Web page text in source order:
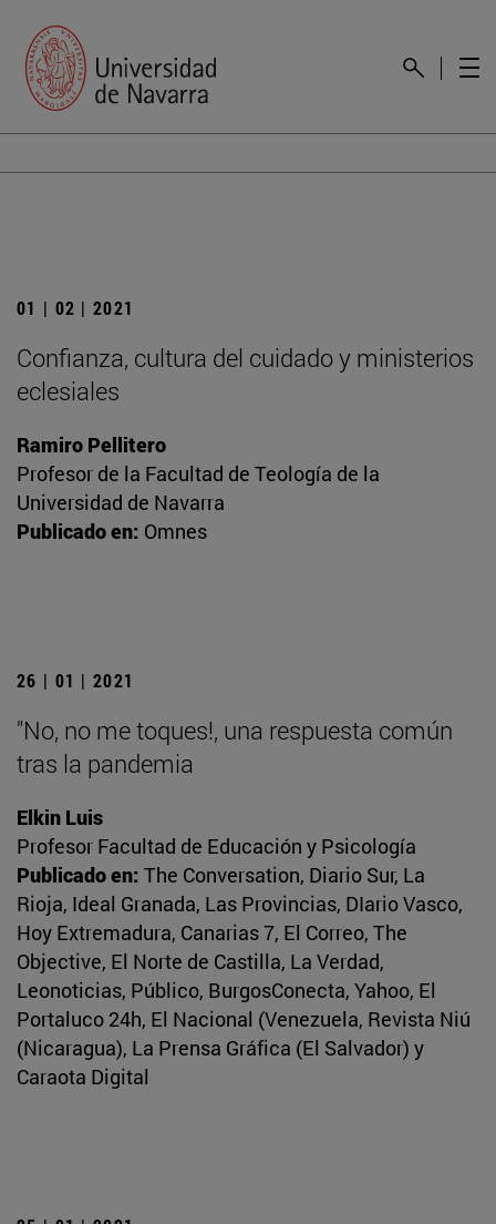
01 | 02 | 2021
Confianza, cultura del cuidado y ministerios
eclesiales
Ramiro Pellitero
Profesor de la Facultad de Teología de la
Universidad de Navarra
Publicado en: Omnes
26 | 01 | 2021
"No, no me toques!, una respuesta común
tras la pandemia
Elkin Luis
Profesor Facultad de Educación y Psicología
Publicado en: The Conversation, Diario Sur, La
Rioja, Ideal Granada, Las Provincias, DIario Vasco,
Hoy Extremadura, Canarias 7, El Correo, The
Objective, El Norte de Castilla, La Verdad,
Leonoticias, Público, BurgosConecta, Yahoo, El
Portaluco 24h, El Nacional (Venezuela, Revista Niú
(Nicaragua), La Prensa Gráfica (El Salvador) y
Caraota Digital